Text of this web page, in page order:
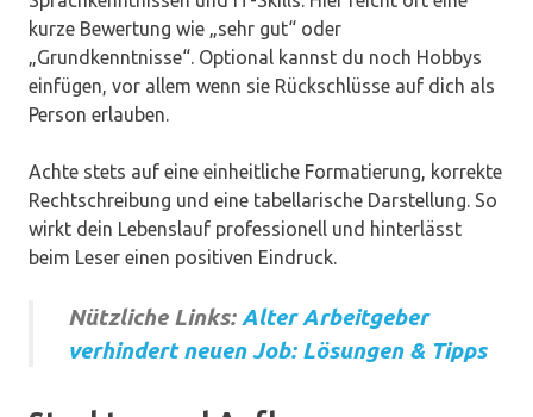
kurze Bewertung wie „sehr gut“ oder
„Grundkenntnisse“. Optional kannst du noch Hobbys
einfügen, vor allem wenn sie Rückschlüsse auf dich als
Person erlauben.
Achte stets auf eine einheitliche Formatierung, korrekte
Rechtschreibung und eine tabellarische Darstellung. So
wirkt dein Lebenslauf professionell und hinterlässt
beim Leser einen positiven Eindruck.
Nützliche Links: Alter Arbeitgeber
verhindert neuen Job: Lösungen & Tipps